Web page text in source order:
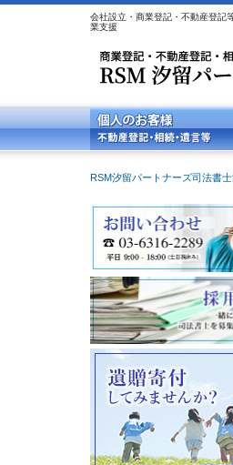
会社設立・商業登記・不動産登記
業支援
RSM汐留パートナーズ司法書士